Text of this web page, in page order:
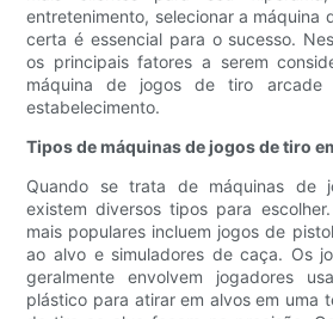
entretenimento, selecionar a máquina
certa é essencial para o sucesso.
os principais fatores a serem
máquina de jogos de tiro
estabelecimento.
Tipos de máquinas de jogos de tiro
Quando se trata de máquinas de
existem diversos tipos para
mais populares incluem jogos de
ao alvo e simuladores de caça. Os
geralmente envolvem jogadores
plástico para atirar em alvos em uma